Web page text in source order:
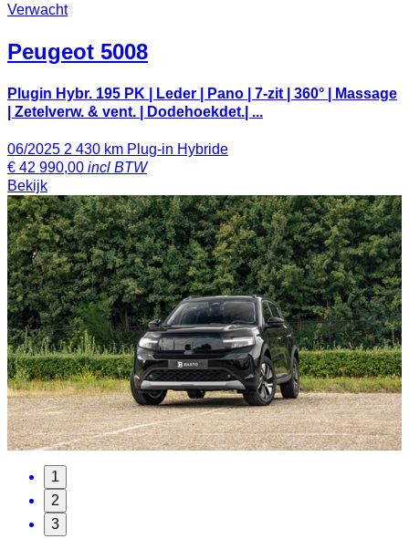
Verwacht
Peugeot 5008
Plugin Hybr. 195 PK | Leder | Pano | 7-zit | 360° | Massage
| Zetelverw. & vent. | Dodehoekdet.| ...
06/2025 2 430 km Plug-in Hybride
€ 42 990,00 incl BTW
Bekijk
1
2
3